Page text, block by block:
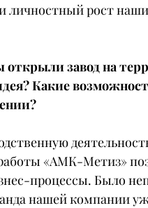
личностный рост
открыли завод на
Какие
«АМК-Метиз»
процессы. Было
нашей компании